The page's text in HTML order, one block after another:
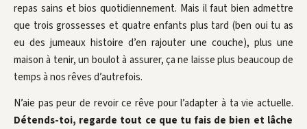
repas sains et bios quotidiennement. Mais il faut bien admettre
que trois grossesses et quatre enfants plus tard (ben oui tu as
eu des jumeaux histoire d’en rajouter une couche), plus une
maison à tenir, un boulot à assurer, ça ne laisse plus beaucoup de
temps à nos rêves d’autrefois.
N’aie pas peur de revoir ce rêve pour l’adapter à ta vie actuelle.
Détends-toi, regarde tout ce que tu fais de bien et lâche